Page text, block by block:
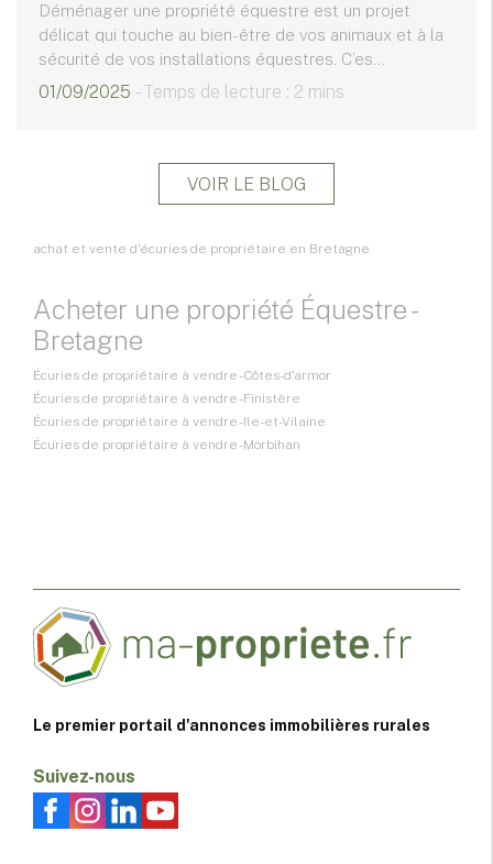
Déménager une propriété équestre est un projet
délicat qui touche au bien-être de vos animaux et à la
sécurité de vos installations équestres. C’es...
01/09/2025 - Temps de lecture : 2 mins
VOIR LE BLOG
achat et vente d'écuries de propriétaire en Bretagne
Acheter une propriété Équestre -
Bretagne
Écuries de propriétaire à vendre - Côtes-d'armor
Écuries de propriétaire à vendre - Finistère
Écuries de propriétaire à vendre - Ile-et-Vilaine
Écuries de propriétaire à vendre - Morbihan
Le premier portail d'annonces immobilières rurales
Suivez-nous